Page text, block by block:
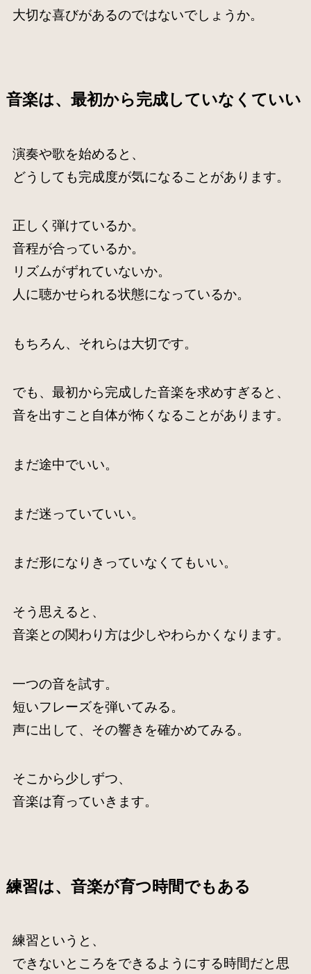
大切な喜びがあるのではないでしょうか。
音楽は、最初から完成していなくていい
演奏や歌を始めると、
どうしても完成度が気になることがあります。
正しく弾けているか。
音程が合っているか。
リズムがずれていないか。
人に聴かせられる状態になっているか。
もちろん、それらは大切です。
でも、最初から完成した音楽を求めすぎると、
音を出すこと自体が怖くなることがあります。
まだ途中でいい。
まだ迷っていていい。
まだ形になりきっていなくてもいい。
そう思えると、
音楽との関わり方は少しやわらかくなります。
一つの音を試す。
短いフレーズを弾いてみる。
声に出して、その響きを確かめてみる。
そこから少しずつ、
音楽は育っていきます。
練習は、音楽が育つ時間でもある
練習というと、
できないところをできるようにする時間だと思